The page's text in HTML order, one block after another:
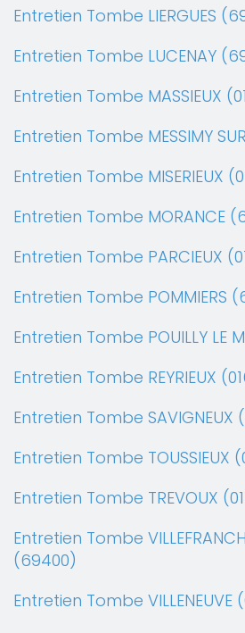
Entretien Tombe LIERGUES
Entretien Tombe LUCENAY
Entretien Tombe MASSIEUX
Entretien Tombe MESSIMY
Entretien Tombe MISERIEUX
Entretien Tombe MORANCE
Entretien Tombe PARCIEUX
Entretien Tombe POMMIERS
Entretien Tombe POUILLY LE
Entretien Tombe REYRIEUX
Entretien Tombe SAVIGNEUX
Entretien Tombe TOUSSIEUX
Entretien Tombe TREVOUX
Entretien Tombe
(69400)
Entretien Tombe VILLENEUVE